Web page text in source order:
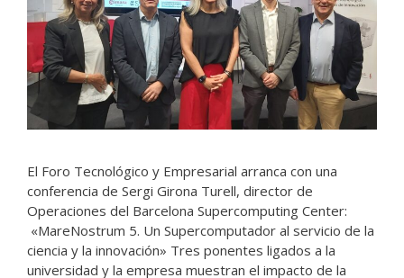
El Foro Tecnológico y Empresarial arranca con una
conferencia de Sergi Girona Turell, director de
Operaciones del Barcelona Supercomputing Center:
«MareNostrum 5. Un Supercomputador al servicio de la
ciencia y la innovación» Tres ponentes ligados a la
universidad y la empresa muestran el impacto de la